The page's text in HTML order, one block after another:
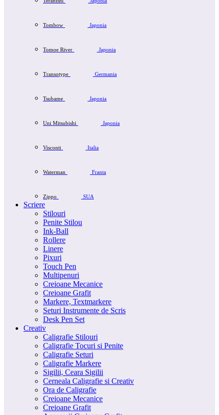
Tombow Japonia
Tomoe River Japonia
Transotype Germania
Tsubame Japonia
Uni Mitsubishi Japonia
Visconti Italia
Waterman Franta
Zippo SUA
Scriere
Stilouri
Penite Stilou
Ink-Ball
Rollere
Linere
Pixuri
Touch Pen
Multipenuri
Creioane Mecanice
Creioane Grafit
Markere, Textmarkere
Seturi Instrumente de Scris
Desk Pen Set
Creativ
Caligrafie Stilouri
Caligrafie Tocuri si Penite
Caligrafie Seturi
Caligrafie Markere
Sigilii, Ceara Sigilii
Cerneala Caligrafie si Creativ
Ora de Caligrafie
Creioane Mecanice
Creioane Grafit